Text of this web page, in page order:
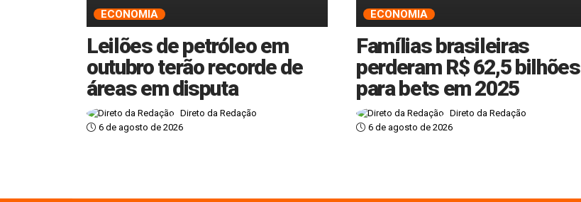
ECONOMIA
Leilões de petróleo em
outubro terão recorde de
áreas em disputa
Direto da Redação
6 de agosto de 2026
ECONOMIA
Famílias brasileiras
perderam R$ 62,5 bilhões
para bets em 2025
Direto da Redação
6 de agosto de 2026